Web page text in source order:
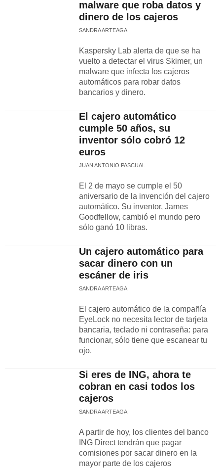
malware que roba datos y
dinero de los cajeros
SANDRA ARTEAGA
Kaspersky Lab alerta de que se ha
vuelto a detectar el virus Skimer, un
malware que infecta los cajeros
automáticos para robar datos
bancarios y dinero.
El cajero automático
cumple 50 años, su
inventor sólo cobró 12
euros
JUAN ANTONIO PASCUAL
El 2 de mayo se cumple el 50
aniversario de la invención del cajero
automático. Su inventor, James
Goodfellow, cambió el mundo pero
sólo ganó 10 libras.
Un cajero automático para
sacar dinero con un
escáner de iris
SANDRA ARTEAGA
El cajero automático de la compañía
EyeLock no necesita lector de tarjeta
bancaria, teclado ni contraseña: para
funcionar, sólo tiene que escanear tu
ojo.
Si eres de ING, ahora te
cobran en casi todos los
cajeros
SANDRA ARTEAGA
A partir de hoy, los clientes del banco
ING Direct tendrán que pagar
comisiones por sacar dinero en la
mayor parte de los cajeros